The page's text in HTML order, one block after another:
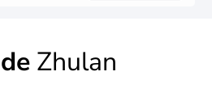
Zhulan